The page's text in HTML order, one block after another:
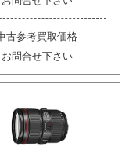
古参考買取価格
お問合せ下さい